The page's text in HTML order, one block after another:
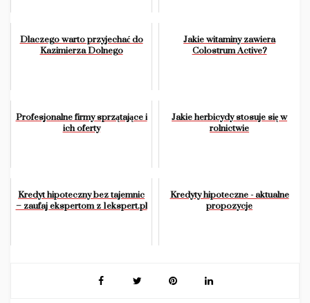
Dlaczego warto przyjechać do
Kazimierza Dolnego
Jakie witaminy zawiera
Colostrum Active?
Profesjonalne firmy sprzątające i
ich oferty
Jakie herbicydy stosuje się w
rolnictwie
Kredyt hipoteczny bez tajemnic
– zaufaj ekspertom z 1ekspert.pl
Kredyty hipoteczne - aktualne
propozycje